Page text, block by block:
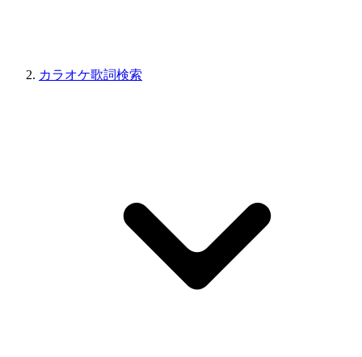
カラオケ歌詞検索